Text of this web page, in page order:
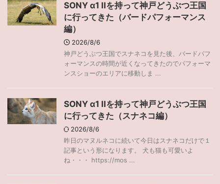
SONY α1 IIを持って神戸どうぶつ王国
に行ってきた（バードパフォーマンス
編）
2026/8/6
神戸どうぶつ王国でスナネコを見た後、バードパフ
ォーマンスの時間が近くなってきたのでパフォーマ
ンスショーのエリアに移動しま ...
SONY α1 IIを持って神戸どうぶつ王国
に行ってきた（スナネコ編）
2026/8/6
昨日のマヌルネコに続いて今日はスナネコだけで１
記事という形になります。 犬も猫も可愛いよ
ね・・・ https://mos ...